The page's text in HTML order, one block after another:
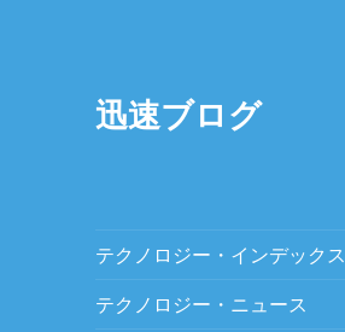
迅速ブログ
テクノロジー・インデックス
テクノロジー・ニュース